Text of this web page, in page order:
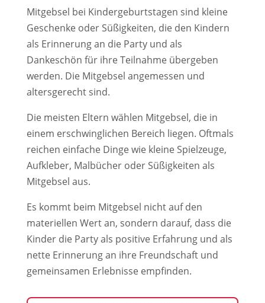
Mitgebsel bei Kindergeburtstagen sind kleine
Geschenke oder Süßigkeiten, die den Kindern
als Erinnerung an die Party und als
Dankeschön für ihre Teilnahme übergeben
werden. Die Mitgebsel angemessen und
altersgerecht sind.
Die meisten Eltern wählen Mitgebsel, die in
einem erschwinglichen Bereich liegen. Oftmals
reichen einfache Dinge wie kleine Spielzeuge,
Aufkleber, Malbücher oder Süßigkeiten als
Mitgebsel aus.
Es kommt beim Mitgebsel nicht auf den
materiellen Wert an, sondern darauf, dass die
Kinder die Party als positive Erfahrung und als
nette Erinnerung an ihre Freundschaft und
gemeinsamen Erlebnisse empfinden.